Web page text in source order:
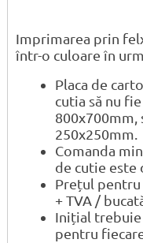
Imprimarea prin
într-o culoare în
Placa de
cutia să nu
800x700mm,
250x250mm.
Comanda
de cutie este
Prețul
+ TVA /
Inițial trebuie
pentru